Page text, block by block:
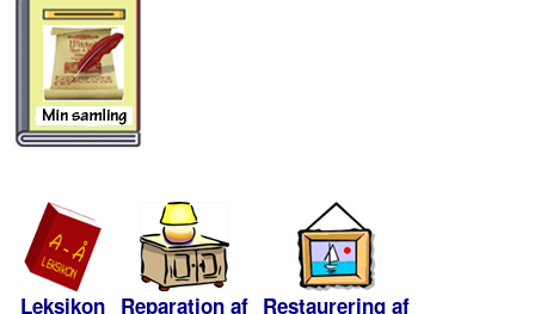
Leksikon Reparation af Restaurering af